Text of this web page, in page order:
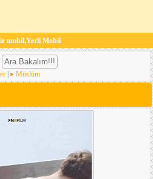
mobil,Yerli Mobil
Müslüm